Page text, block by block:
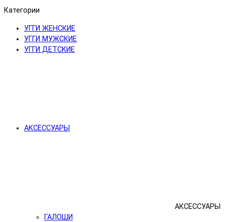
Категории
УГГИ ЖЕНСКИЕ
УГГИ МУЖСКИЕ
УГГИ ДЕТСКИЕ
АКСЕССУАРЫ
АКСЕССУАРЫ
ГАЛОШИ